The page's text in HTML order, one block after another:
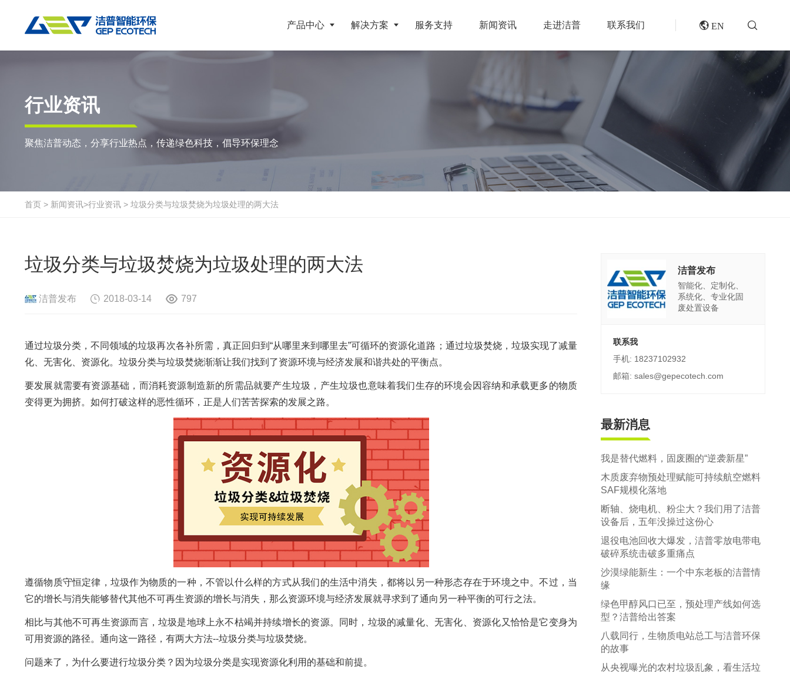
产品中心
双轴撕碎机
单轴撕碎机
液压粗碎机
环锤式粉碎机
鼓式粉碎机
通用型粉碎机
破碎设备
立轴冲击式破碎机
挤压成型设备
生物质颗粒机
液压打包机
封闭式破碎系统
废轮胎热解系统
橡胶破胶机组
分选分离设备
滚筒筛
磁选机
涡电流分选机
解决方案
RDF/SRF燃料制备系统
大件垃圾资源化系统
生物质资源化系统
危险废物资源化系统
陈腐垃圾 废电池
风电叶片 废旧电缆
废桶 硬盘
废旧电路板 旧沙发床垫
江苏地区年产10万吨废纺替代燃料生产线
北京某再生资源分拣中心项目
江西大件垃圾资源化处置项目
浙江工业固废RDF燃料生产线
广东移动式建筑垃圾处理项目
专题报道
风电叶片回收处理方案及核心设备
垃圾衍生燃料RDF/SRF生产线系统
再生资源绿色分拣中心的建设规划和设备选择
水泥窑协同处置固废预处理系统
郑州市中原区生活垃圾分拣中心项目
建筑,装修,大件垃圾三位一体联合处置
服务支持 新闻资讯 走进洁普 联系我们  EN
行业资讯
聚焦洁普动态，分享行业热点，传递绿色科技，倡导环保理念
首页 > 新闻资讯>行业资讯 > 垃圾分类与垃圾焚烧为垃圾处理的两大法
垃圾分类与垃圾焚烧为垃圾处理的两大法
洁普发布 2018-03-14 797
通过垃圾分类，不同领域的垃圾再次各补所需，真正回归到“从哪里来到哪里去”可循环的资源化道路；通过垃圾焚烧，垃圾实现了减量
化、无害化、资源化。垃圾分类与垃圾焚烧渐渐让我们找到了资源环境与经济发展和谐共处的平衡点。
要发展就需要有资源基础，而消耗资源制造新的所需品就要产生垃圾，产生垃圾也意味着我们生存的环境会因容纳和承载更多的物质
变得更为拥挤。如何打破这样的恶性循环，正是人们苦苦探索的发展之路。
遵循物质守恒定律，垃圾作为物质的一种，不管以什么样的方式从我们的生活中消失，都将以另一种形态存在于环境之中。不过，当
它的增长与消失能够替代其他不可再生资源的增长与消失，那么资源环境与经济发展就寻求到了通向另一种平衡的可行之法。
相比与其他不可再生资源而言，垃圾是地球上永不枯竭并持续增长的资源。同时，垃圾的减量化、无害化、资源化又恰恰是它变身为
可用资源的路径。通向这一路径，有两大方法--垃圾分类与垃圾焚烧。
问题来了，为什么要进行垃圾分类？因为垃圾分类是实现资源化利用的基础和前提。
洁普发布
智能化、定制化、
系统化、专业化固
废处置设备
联系我
手机: 18237102932
邮箱: sales@gepecotech.com
最新消息
我是替代燃料，固废圈的“逆袭新星”
木质废弃物预处理赋能可持续航空燃料
SAF规模化落地
断轴、烧电机、粉尘大？我们用了洁普
设备后，五年没操过这份心
退役电池回收大爆发，洁普零放电带电
破碎系统击破多重痛点
沙漠绿能新生：一个中东老板的洁普情
缘
绿色甲醇风口已至，预处理产线如何选
型？洁普给出答案
八载同行，生物质电站总工与洁普环保
的故事
从央视曝光的农村垃圾乱象，看生活垃